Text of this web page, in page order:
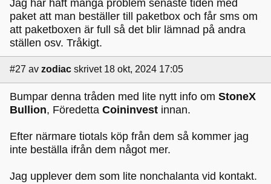
Jag har haft många problem senaste tiden med
paket att man beställer till paketbox och får sms om
att paketboxen är full så det blir lämnad på andra
ställen osv. Tråkigt.
#27 av zodiac skrivet 18 okt, 2024 17:05
Bumpar denna tråden med lite nytt info om StoneX
Bullion, Föredetta Coininvest innan.
Efter närmare tiotals köp från dem så kommer jag
inte beställa ifrån dem något mer.
Jag upplever dem som lite nonchalanta vid kontakt.